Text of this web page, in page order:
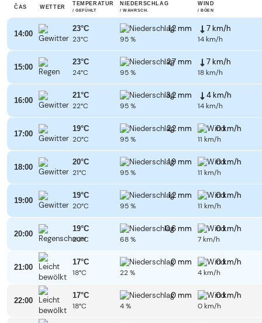
ČAS WETTER
TEMPERATUR
/ GEFÜHLT
NIEDERSCHLAG
/ WAHRSCH.
WIND
/ BÖEN
14:00
23°C
23°C
1,2 mm
95 %
7 km/h
14 km/h
15:00
23°C
24°C
2,7 mm
95 %
7 km/h
18 km/h
16:00
21°C
22°C
3,2 mm
95 %
4 km/h
14 km/h
17:00
19°C
20°C
2,2 mm
95 %
0 km/h
11 km/h
18:00
20°C
21°C
1,9 mm
95 %
0 km/h
11 km/h
19:00
19°C
20°C
1,2 mm
95 %
0 km/h
11 km/h
20:00
19°C
20°C
0,6 mm
68 %
0 km/h
7 km/h
21:00
17°C
18°C
0 mm
22 %
0 km/h
4 km/h
22:00
17°C
18°C
0 mm
4 %
0 km/h
0 km/h